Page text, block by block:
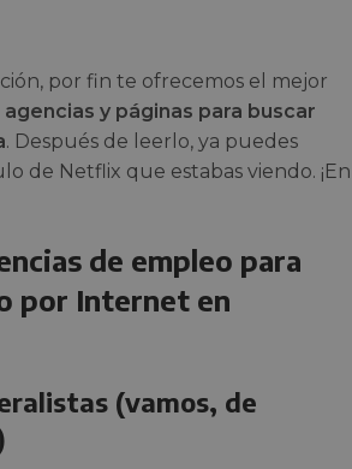
por fin te ofrecemos el mejor
y páginas para buscar
. Después de leerlo, ya puedes
de Netflix que estabas viendo. ¡En
de empleo para
por Internet en
(vamos, de